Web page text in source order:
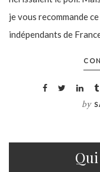
je vous recommande
indépendants de
by